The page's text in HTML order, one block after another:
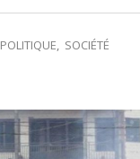
POLITIQUE, SOCIÉTÉ